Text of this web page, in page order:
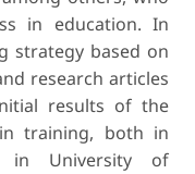
in education. In
strategy based on
research articles
results of the
training, both in
in University of